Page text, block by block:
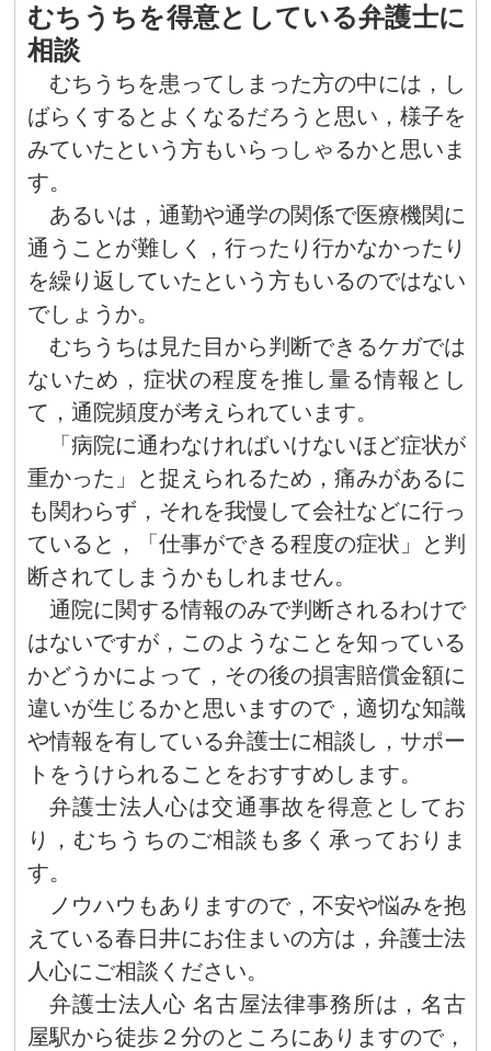
むちうちを得意としている弁護士に
相談
むちうちを患ってしまった方の中には，し
ばらくするとよくなるだろうと思い，様子を
みていたという方もいらっしゃるかと思いま
す。
あるいは，通勤や通学の関係で医療機関に
通うことが難しく，行ったり行かなかったり
を繰り返していたという方もいるのではない
でしょうか。
むちうちは見た目から判断できるケガでは
ないため，症状の程度を推し量る情報とし
て，通院頻度が考えられています。
「病院に通わなければいけないほど症状が
重かった」と捉えられるため，痛みがあるに
も関わらず，それを我慢して会社などに行っ
ていると，「仕事ができる程度の症状」と判
断されてしまうかもしれません。
通院に関する情報のみで判断されるわけで
はないですが，このようなことを知っている
かどうかによって，その後の損害賠償金額に
違いが生じるかと思いますので，適切な知識
や情報を有している弁護士に相談し，サポー
トをうけられることをおすすめします。
弁護士法人心は交通事故を得意としてお
り，むちうちのご相談も多く承っておりま
す。
ノウハウもありますので，不安や悩みを抱
えている春日井にお住まいの方は，弁護士法
人心にご相談ください。
弁護士法人心 名古屋法律事務所は，名古
屋駅から徒歩２分のところにありますので，